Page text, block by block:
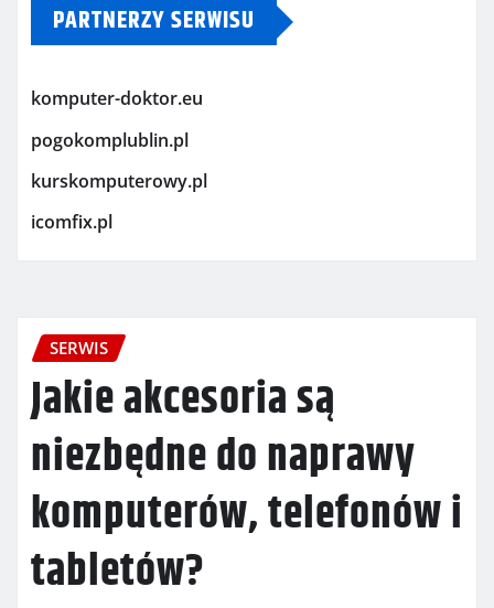
PARTNERZY SERWISU
komputer-doktor.eu
pogokomplublin.pl
kurskomputerowy.pl
icomfix.pl
SERWIS
Jakie akcesoria są
niezbędne do naprawy
komputerów, telefonów i
tabletów?